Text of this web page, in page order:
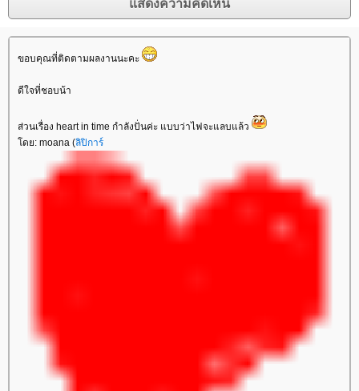
ขอบคุณที่ติดตามผลงานนะคะ
ดีใจที่ชอบน้า
ส่วนเรื่อง heart in time กำลังปั่นค่ะ แบบว่าไฟจะแลบแล้ว
ดย: moana (ลิปิการ์